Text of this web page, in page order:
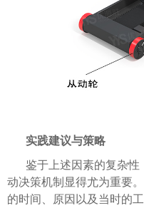
实践建议与策略
鉴于上述因素的复杂
动决策机制显得尤为重要
的时间、原因以及当时的